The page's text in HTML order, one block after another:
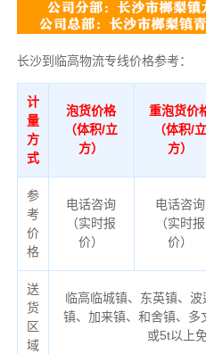
长沙到临高物流专线价格参考：
计
量
方
式
泡货价格
（体积/立
方）
重泡货价
（体积/立
方）
参
考
价
格
电话咨询
（实时报
价）
电话咨询
（实时报
价）
送
货
区
域
临高临城镇、东英镇、
镇、加来镇、和舍镇、多
或5t以上